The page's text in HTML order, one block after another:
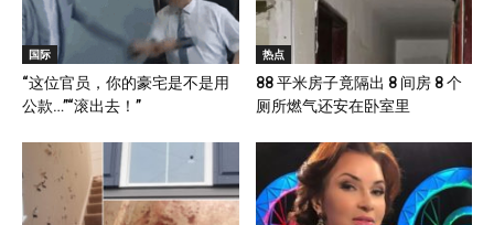
国际
“这位官员，你的豪宅是不是用
公款…”“滚出去！”
热点
88 平米房子竟隔出 8 间房 8 个
厕所燃气还安在卧室里